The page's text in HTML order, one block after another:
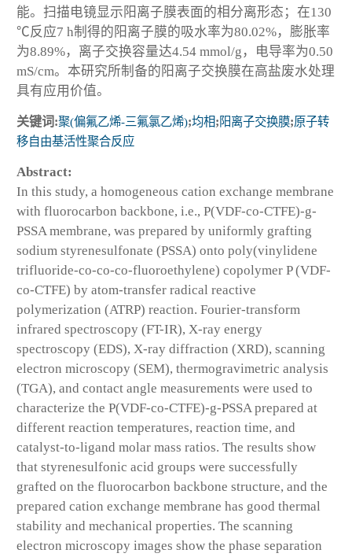
能。扫描电镜显示阳离子膜表面的相分离形态；在130
℃反应7 h制得的阳离子膜的吸水率为80.02%，膨胀率
为8.89%，离子交换容量达4.54 mmol/g，电导率为0.50
mS/cm。本研究所制备的阳离子交换膜在高盐废水处理
具有应用价值。
关键词:聚(偏氟乙烯-三氟氯乙烯);均相; 阳离子交换膜;原子转
移自由基活性聚合反应
Abstract:
In this study, a homogeneous cation exchange membrane
with fluorocarbon backbone, i.e., P(VDF-co-CTFE)-g-
PSSA membrane, was prepared by uniformly grafting
sodium styrenesulfonate (PSSA) onto poly(vinylidene
trifluoride-co-co-co-fluoroethylene) copolymer P (VDF-
co-CTFE) by atom-transfer radical reactive
polymerization (ATRP) reaction. Fourier-transform
infrared spectroscopy (FT-IR), X-ray energy
spectroscopy (EDS), X-ray diffraction (XRD), scanning
electron microscopy (SEM), thermogravimetric analysis
(TGA), and contact angle measurements were used to
characterize the P(VDF-co-CTFE)-g-PSSA prepared at
different reaction temperatures, reaction time, and
catalyst-to-ligand molar mass ratios. The results show
that styrenesulfonic acid groups were successfully
grafted on the fluorocarbon backbone structure, and the
prepared cation exchange membrane has good thermal
stability and mechanical properties. The scanning
electron microscopy images show the phase separation